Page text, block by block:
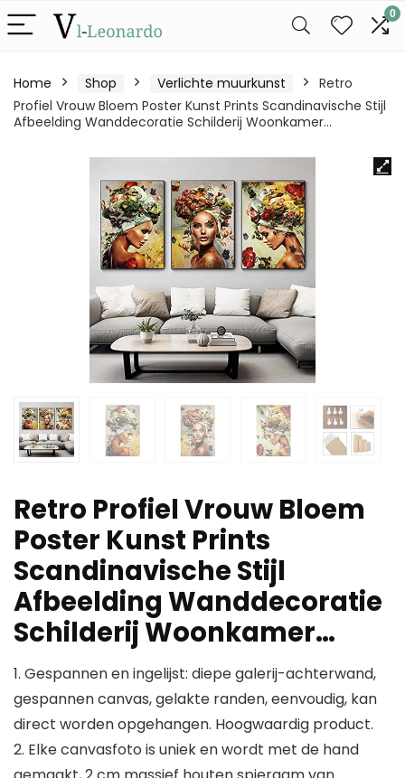
0
Home Shop Verlichte muurkunst
Retro
Profiel Vrouw Bloem Poster Kunst Prints Scandinavische Stijl
Afbeelding Wanddecoratie Schilderij Woonkamer…
Retro Profiel Vrouw Bloem
Poster Kunst Prints
Scandinavische Stijl
Afbeelding Wanddecoratie
Schilderij Woonkamer…
1. Gespannen en ingelijst: diepe galerij-achterwand,
gespannen canvas, gelakte randen, eenvoudig, kan
direct worden opgehangen. Hoogwaardig product.
2. Elke canvasfoto is uniek en wordt met de hand